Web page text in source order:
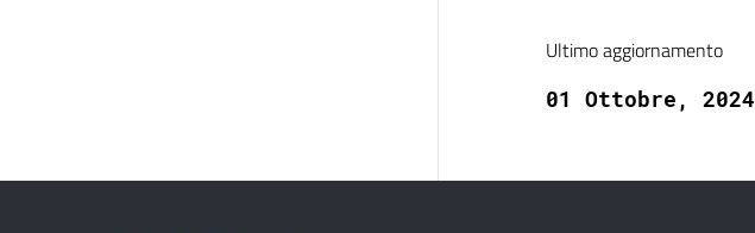
Ultimo aggiornamento
01 Ottobre, 2024